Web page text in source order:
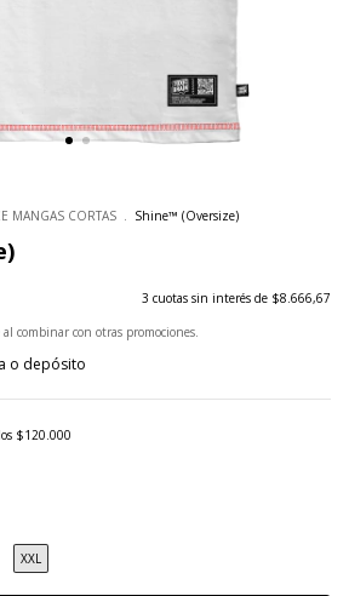
MANGAS CORTAS . Shine™ (Oversize)
3 cuotas sin interés de $8.666,67
combinar con otras promociones.
o depósito
$120.000
XXL